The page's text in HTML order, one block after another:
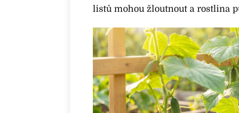
listů mohou žloutnout a rostlina